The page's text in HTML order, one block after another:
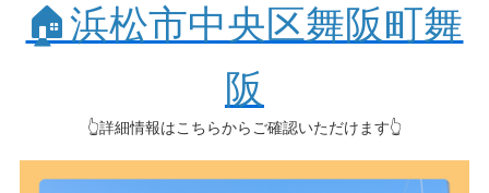
🏠浜松市中央区舞阪町舞
阪
👆詳細情報はこちらからご確認いただけます👆